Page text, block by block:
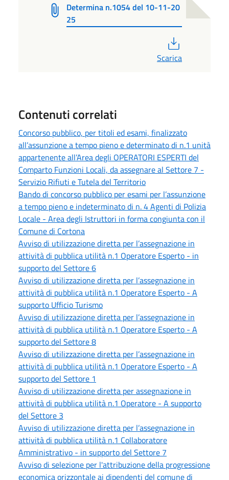
Determina n.1054 del 10-11-20
25
Scarica
Contenuti correlati
Concorso pubblico, per titoli ed esami, finalizzato
all’assunzione a tempo pieno e determinato di n.1 unità
appartenente all’Area degli OPERATORI ESPERTI del
Comparto Funzioni Locali, da assegnare al Settore 7 -
Servizio Rifiuti e Tutela del Territorio
Bando di concorso pubblico per esami per l’assunzione
a tempo pieno e indeterminato di n. 4 Agenti di Polizia
Locale - Area degli Istruttori in forma congiunta con il
Comune di Cortona
Avviso di utilizzazione diretta per l’assegnazione in
attività di pubblica utilità n.1 Operatore Esperto - in
supporto del Settore 6
Avviso di utilizzazione diretta per l’assegnazione in
attività di pubblica utilità n.1 Operatore Esperto - A
supporto Ufficio Turismo
Avviso di utilizzazione diretta per l’assegnazione in
attività di pubblica utilità n.1 Operatore Esperto - A
supporto del Settore 8
Avviso di utilizzazione diretta per l’assegnazione in
attività di pubblica utilità n.1 Operatore Esperto - A
supporto del Settore 1
Avviso di utilizzazione diretta per assegnazione in
attività di pubblica utilità n.1 Operatore - A supporto
del Settore 3
Avviso di utilizzazione diretta per l’assegnazione in
attività di pubblica utilità n.1 Collaboratore
Amministrativo - in supporto del Settore 7
Avviso di selezione per l'attribuzione della progressione
economica orizzontale ai dipendenti del comune di